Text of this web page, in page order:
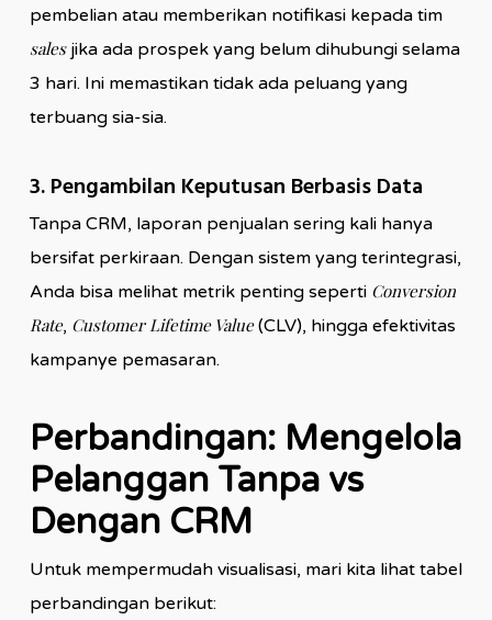
pembelian atau memberikan notifikasi kepada tim
salesjika ada prospek yang belum dihubungi selama
3 hari. Ini memastikan tidak ada peluang yang
terbuang sia-sia.
3. Pengambilan Keputusan Berbasis Data
Tanpa CRM, laporan penjualan sering kali hanya
bersifat perkiraan. Dengan sistem yang terintegrasi,
Anda bisa melihat metrik penting seperti Conversion
Rate, Customer Lifetime Value(CLV), hingga efektivitas
kampanye pemasaran.
Perbandingan: Mengelola
Pelanggan Tanpa vs
Dengan CRM
Untuk mempermudah visualisasi, mari kita lihat tabel
perbandingan berikut: